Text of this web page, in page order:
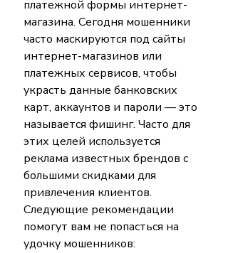
платежной формы интернет-
магазина. Сегодня мошенники
часто маскируются под сайты
интернет-магазинов или
платежных сервисов, чтобы
украсть данные банковских
карт, аккаунтов и пароли — это
называется фишинг. Часто для
этих целей используется
реклама известных брендов с
большими скидками для
привлечения клиентов.
Следующие рекомендации
помогут вам не попасться на
удочку мошенников: